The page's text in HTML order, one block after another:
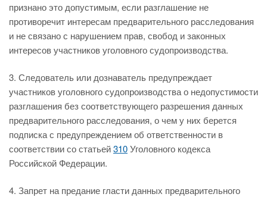
признано это допустимым, если разглашение не
противоречит интересам предварительного расследования
и не связано с нарушением прав, свобод и законных
интересов участников уголовного судопроизводства.
3. Следователь или дознаватель предупреждает
участников уголовного судопроизводства о недопустимости
разглашения без соответствующего разрешения данных
предварительного расследования, о чем у них берется
подписка с предупреждением об ответственности в
соответствии со статьей310Уголовного кодекса
Российской Федерации.
4. Запрет на предание гласти данных предварительного